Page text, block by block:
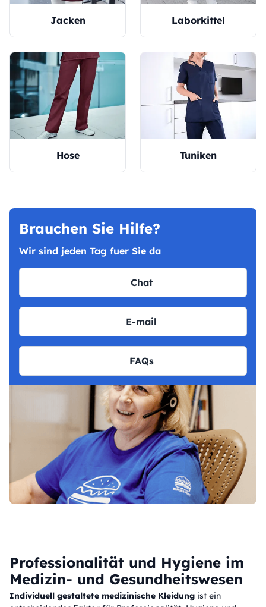
Jacken Laborkittel
Hose Tuniken
Brauchen Sie Hilfe?
Wir sind jeden Tag fuer Sie da
Chat
E-mail
FAQs
Professionalität und Hygiene im
Medizin- und Gesundheitswesen
Individuell gestaltete medizinische Kleidung ist ein